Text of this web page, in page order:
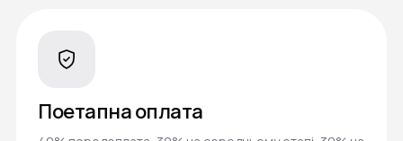
Поетапна оплата